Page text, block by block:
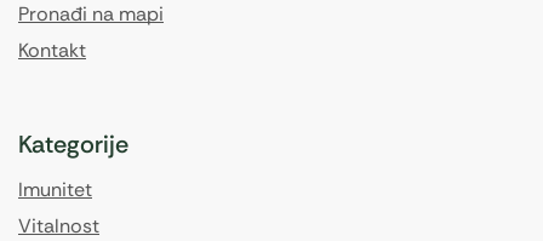
Pronađi na mapi
Kontakt
Kategorije
Imunitet
Vitalnost